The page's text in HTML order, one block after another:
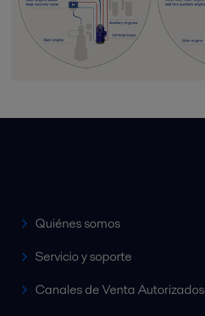
Quiénes somos
Servicio y soporte
Canales de Venta Autorizados